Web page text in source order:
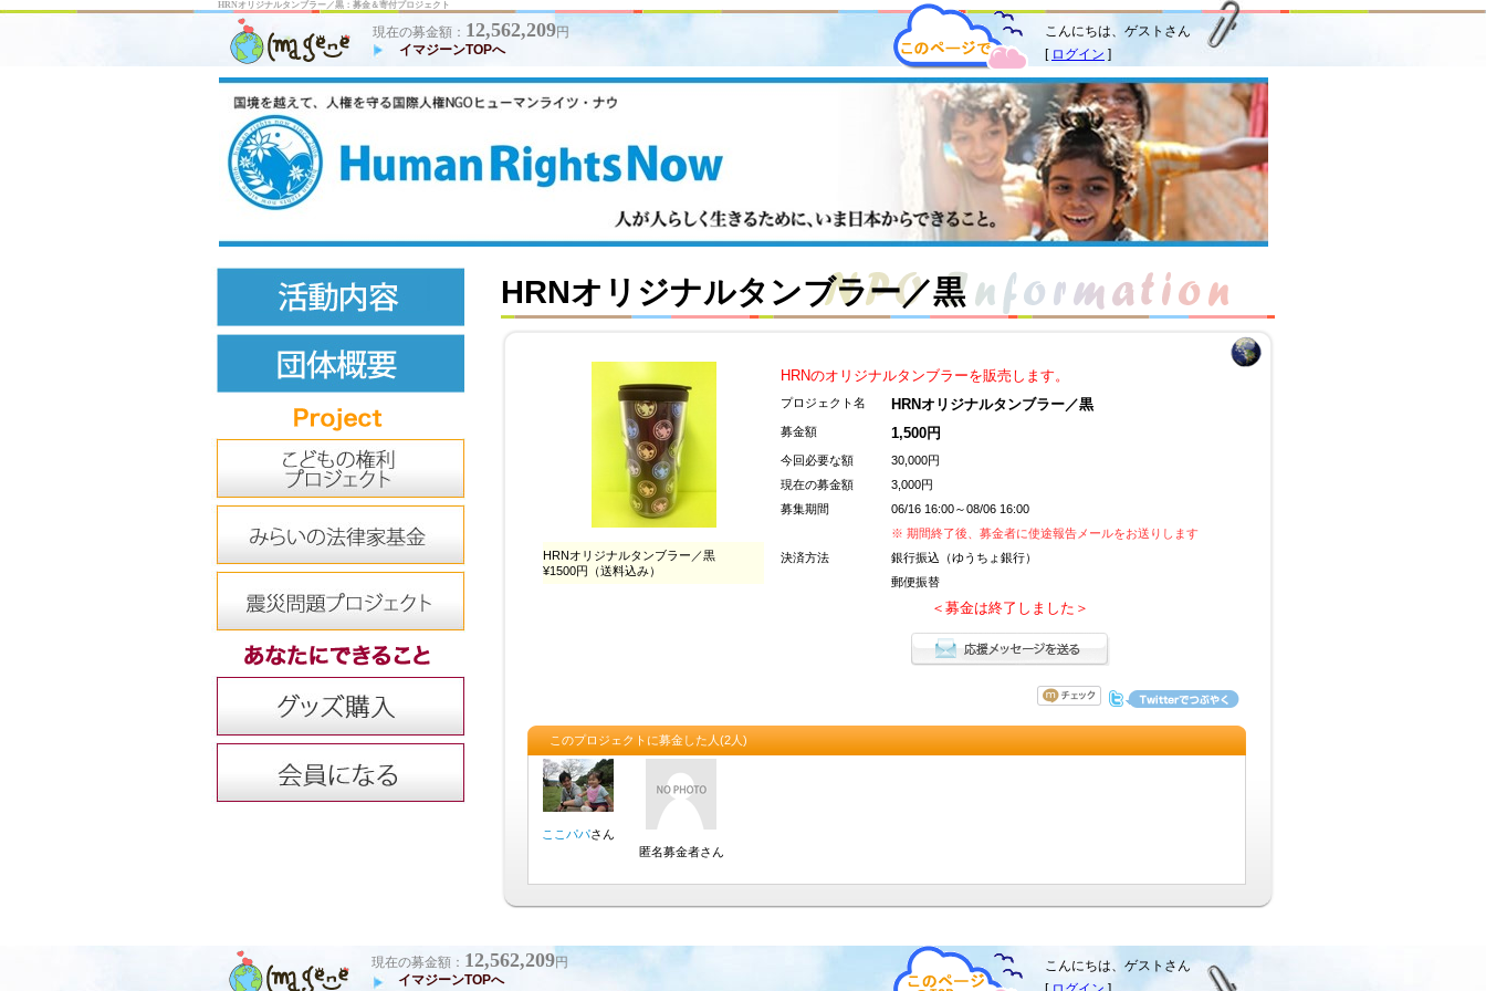
HRNオリジナルタンブラー／黒：募金＆寄付プロジェクト
現在の募金額： 12,562,209円
イマジーンTOPへ
こんにちは、ゲストさん
[ ログイン ]
HRNオリジナルタンブラー／黒
現在の募金額： 12,562,209円
イマジーンTOPへ
こんにちは、ゲストさん